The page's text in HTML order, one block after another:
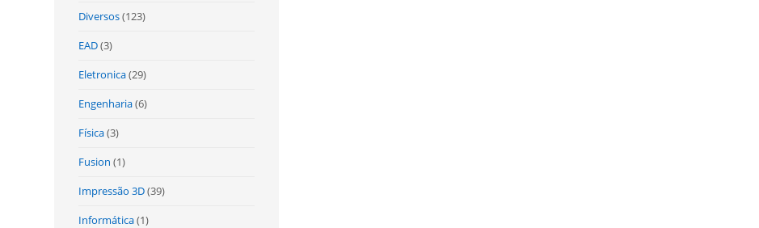
Diversos(123)
EAD(3)
Eletronica(29)
Engenharia(6)
Física(3)
Fusion (1)
Impressão 3D(39)
Informática(1)